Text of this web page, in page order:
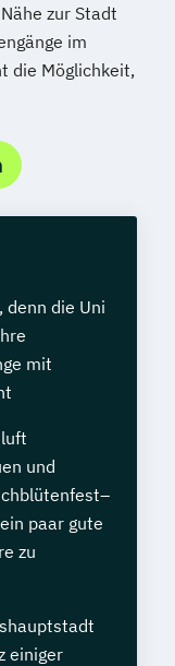
zur Stadt
im
die Möglichkeit,
denn die Uni
mit
und
paar gute
zu
einiger